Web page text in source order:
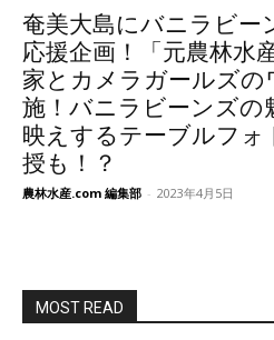
奄美大島にバニラビー
応援企画！「元農林水
家とカメラガールズの
施！バニラビーンズの
映えするテーブルフ
授も！？
農林水産.com 編集部 - 2023年4月5日
MOST READ